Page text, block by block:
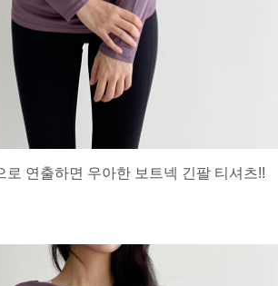
로 연출하면 우아한 보트넥 긴팔 티셔츠!!